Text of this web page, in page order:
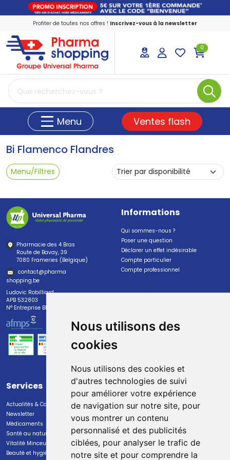
Nous utilisons des
cookies
Nous utilisons des cookies et
d'autres technologies de suivi
pour améliorer votre expérience
de navigation sur notre site, pour
vous montrer un contenu
personnalisé et des publicités
ciblées, pour analyser le trafic de
notre site et pour comprendre la
Profiter de toutes nos offres ! Inscrivez-vous à la newsletter
PharmaShopping Votre pharmacie en
0
Menu Ventes flash
Bi Flamenco Flandres
Menu/Filtres
Pharmacie des 4 Bras
Route de Bavay, 39
7080 Frameries (Belgique)
contact@pharma
shopping.be
Ludovic Robilliard
APB 532803
N° Entreprise BE0447.382.113
Informations
Qui sommes-nous ?
Poser une question
Déclarer un effet indésirable
Compte particulier
Compte professionnel
Services
Actualités & Conseils
Newsletter
Médicaments
Santé au naturel
Vitalité Minceur Nutrition
Beauté et hygiène
Paiement
Paiement sécurisé